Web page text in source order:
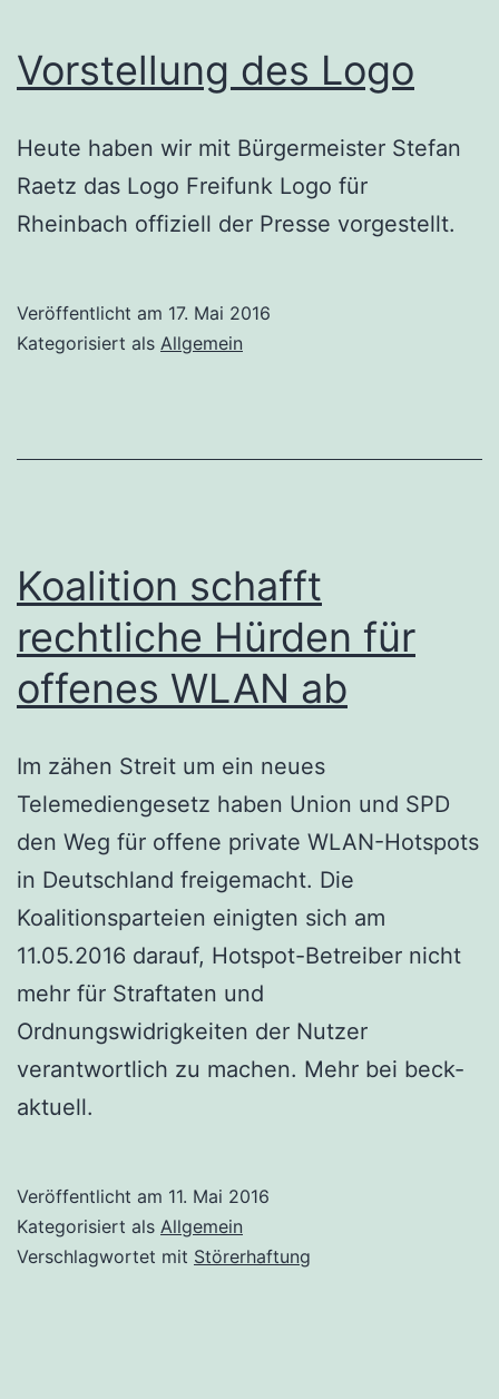
Vorstellung des Logo
Heute haben wir mit Bürgermeister Stefan
Raetz das Logo Freifunk Logo für
Rheinbach offiziell der Presse vorgestellt.
Veröffentlicht am 17. Mai 2016
Kategorisiert als Allgemein
Koalition schafft
rechtliche Hürden für
offenes WLAN ab
Im zähen Streit um ein neues
Telemediengesetz haben Union und SPD
den Weg für offene private WLAN-Hotspots
in Deutschland freigemacht. Die
Koalitionsparteien einigten sich am
11.05.2016 darauf, Hotspot-Betreiber nicht
mehr für Straftaten und
Ordnungswidrigkeiten der Nutzer
verantwortlich zu machen. Mehr bei beck-
aktuell.
Veröffentlicht am 11. Mai 2016
Kategorisiert als Allgemein
Verschlagwortet mit Störerhaftung